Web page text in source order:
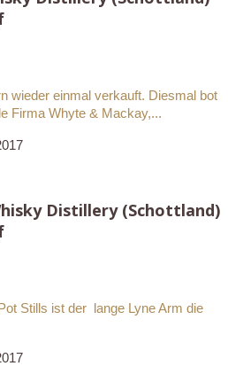
wieder einmal verkauft. Diesmal bot
Firma Whyte & Mackay,...
Distillery (Schottland)
Stills ist der lange Lyne Arm die